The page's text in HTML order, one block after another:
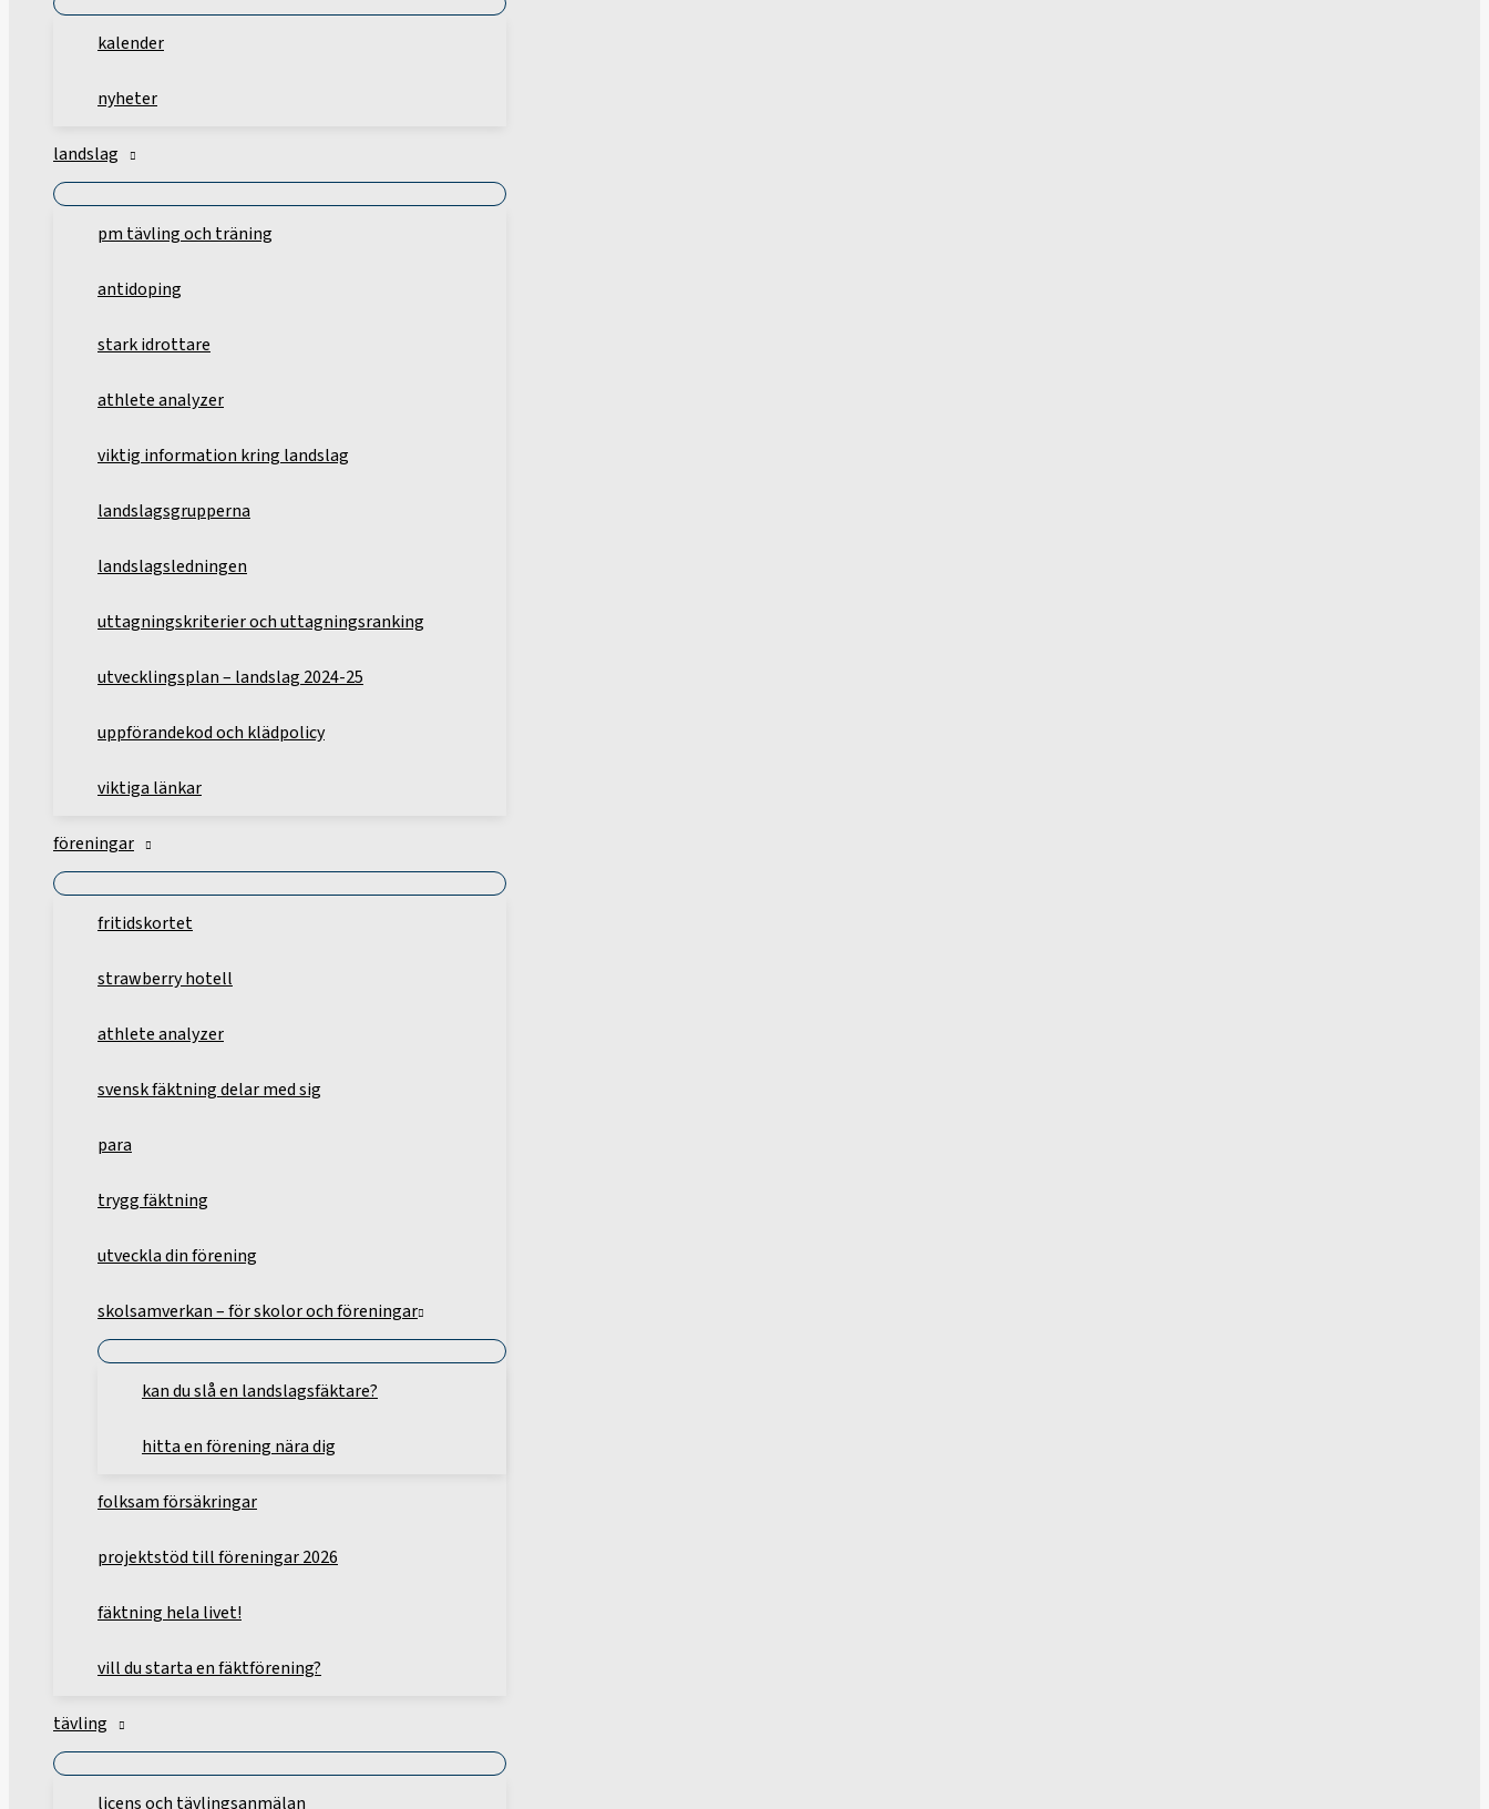
kalender
nyheter
landslag
pm tävling och träning
antidoping
stark idrottare
athlete analyzer
viktig information kring landslag
landslagsgrupperna
landslagsledningen
uttagningskriterier och uttagningsranking
utvecklingsplan – landslag 2024-25
uppförandekod och klädpolicy
viktiga länkar
föreningar
fritidskortet
strawberry hotell
athlete analyzer
svensk fäktning delar med sig
para
trygg fäktning
utveckla din förening
skolsamverkan – för skolor och föreningar
kan du slå en landslagsfäktare?
hitta en förening nära dig
folksam försäkringar
projektstöd till föreningar 2026
fäktning hela livet!
vill du starta en fäktförening?
tävling
licens och tävlingsanmälan